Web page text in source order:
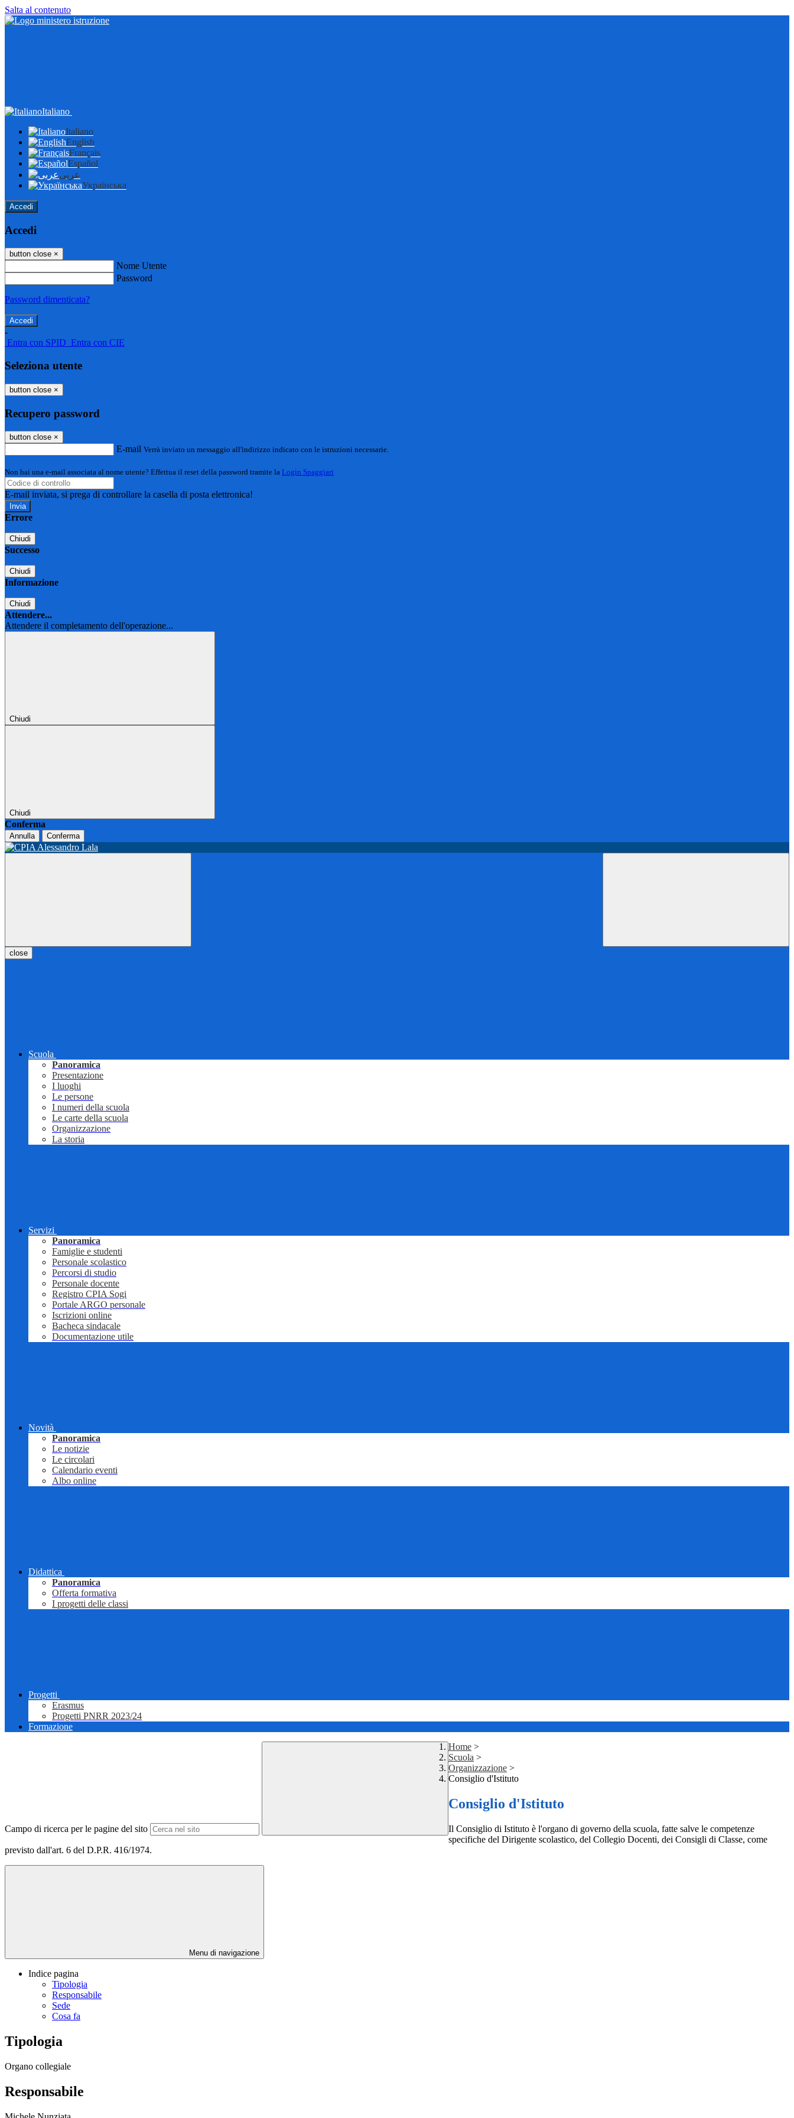
Salta al contenuto
Italiano
Italiano
English
Français
Español
عربى
Українська
Accedi
Accedi
button close ×
Nome Utente
Password
Password dimenticata?
-
Entra con SPID Entra con CIE
Seleziona utente
button close ×
Recupero password
button close ×
E-mail Verrà inviato un messaggio all'indirizzo indicato con le istruzioni necessarie.
Non hai una e-mail associata al nome utente? Effettua il reset della password tramite la Login Spaggiari
E-mail inviata, si prega di controllare la casella di posta elettronica!
Errore
Chiudi
Successo
Chiudi
Informazione
Chiudi
Attendere...
Attendere il completamento dell'operazione...
Chiudi
Chiudi
Conferma
Annulla Conferma
close
Scuola
Panoramica
Presentazione
I luoghi
Le persone
I numeri della scuola
Le carte della scuola
Organizzazione
La storia
Servizi
Panoramica
Famiglie e studenti
Personale scolastico
Percorsi di studio
Personale docente
Registro CPIA Sogi
Portale ARGO personale
Iscrizioni online
Bacheca sindacale
Documentazione utile
Novità
Panoramica
Le notizie
Le circolari
Calendario eventi
Albo online
Didattica
Panoramica
Offerta formativa
I progetti delle classi
Progetti
Erasmus
Progetti PNRR 2023/24
Formazione
Campo di ricerca per le pagine del sito
Home >
Scuola >
Organizzazione >
Consiglio d'Istituto
Consiglio d'Istituto
Il Consiglio di Istituto è l'organo di governo della scuola, fatte salve le competenze
specifiche del Dirigente scolastico, del Collegio Docenti, dei Consigli di Classe, come
previsto dall'art. 6 del D.P.R. 416/1974.
Menu di navigazione
Indice pagina
Tipologia
Responsabile
Sede
Cosa fa
Tipologia
Organo collegiale
Responsabile